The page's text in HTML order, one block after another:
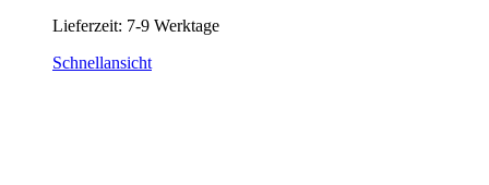
Lieferzeit: 7-9 Werktage
Schnellansicht